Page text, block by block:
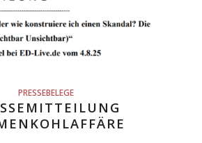
PRESSEBELEGE